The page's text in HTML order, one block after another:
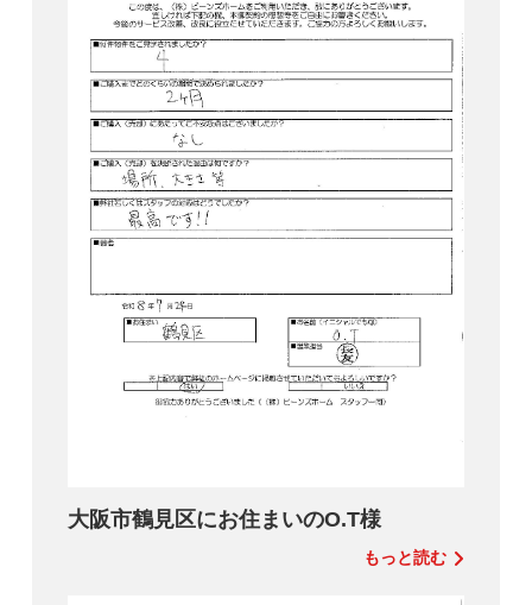
大阪市鶴見区にお住まいのO.T様
もっと読む